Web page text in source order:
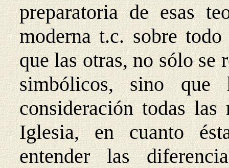
preparatoria de esas
moderna t.c. sobre
que las otras, no sólo se
simbólicos, sino que
consideración todas
Iglesia, en cuanto
entender las